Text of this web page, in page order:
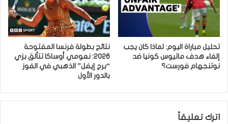
تحليل مباراة اليوم: لماذا كان يجب
إلغاء هدف ماتيوس كونيا ضد
نوتنجهام فورست؟
نتائج بطولة فرنسا المفتوحة
2026: نعومي أوساكا تتألق بزي
“برج إيفل” الذهبي في الفوز
بالدور الأول
اترك تعليقاً